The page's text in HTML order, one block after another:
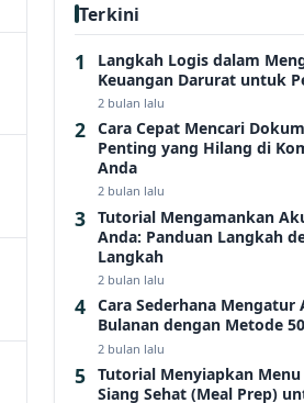
Terkini
Langkah Logis dalam
Keuangan Darurat untuk
2 bulan lalu
Cara Cepat Mencari
Penting yang Hilang di
Anda
2 bulan lalu
Tutorial Mengamankan
Anda: Panduan Langkah
Langkah
2 bulan lalu
Cara Sederhana Mengatur
Bulanan dengan Metode
2 bulan lalu
Tutorial Menyiapkan
Siang Sehat (Meal Prep)